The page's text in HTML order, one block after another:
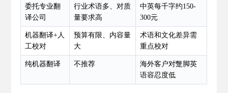
委托专业翻
译公司
行业术语多、对质
量要求高
中英每千字约150-
300元
机器翻译+人
工校对
预算有限、内容量
大
术语和文化差异需
重点校对
纯机器翻译 不推荐
海外客户对蹩脚英
语容忍度低